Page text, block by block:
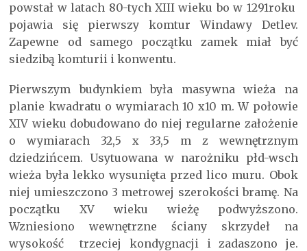
powstał w latach 80-tych XIII wieku bo w 1291roku
pojawia się pierwszy komtur Windawy Detlev.
Zapewne od samego początku zamek miał być
siedzibą komturii i konwentu.
Pierwszym budynkiem była masywna wieża na
planie kwadratu o wymiarach 10 x10 m. W połowie
XIV wieku dobudowano do niej regularne założenie
o wymiarach 32,5 x 33,5 m z wewnętrznym
dziedzińcem. Usytuowana w narożniku płd-wsch
wieża była lekko wysunięta przed lico muru. Obok
niej umieszczono 3 metrowej szerokości bramę. Na
początku XV wieku wieżę podwyższono.
Wzniesiono wewnętrzne ściany skrzydeł na
wysokość trzeciej kondygnacji i zadaszono je.